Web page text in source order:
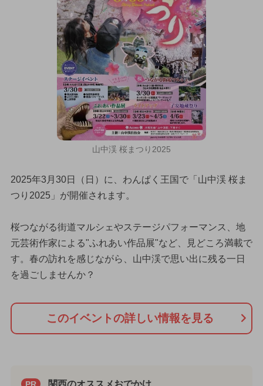
山中渓 桜まつり2025
2025年3月30日（日）に、わんぱく王国で「山中渓 桜ま
つり2025」が開催されます。
桜つながる街道マルシェやステージパフォーマンス、地
元芸術作家による"ふれあい作品展"など、見どころ満載で
す。春の訪れを感じながら、山中渓で思い出に残る一日
を過ごしませんか？
このイベントの詳しい情報を見る
PR